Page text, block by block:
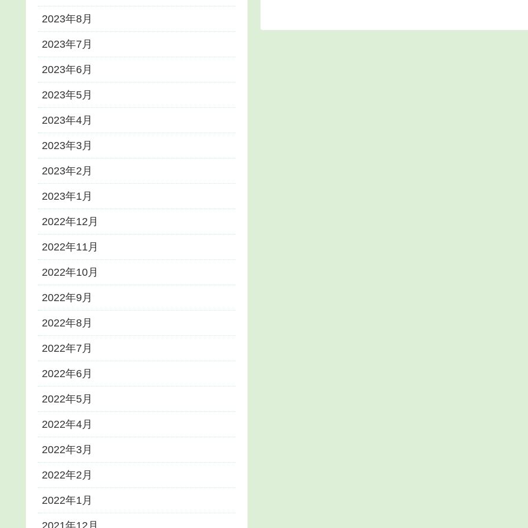
2023年8月
2023年7月
2023年6月
2023年5月
2023年4月
2023年3月
2023年2月
2023年1月
2022年12月
2022年11月
2022年10月
2022年9月
2022年8月
2022年7月
2022年6月
2022年5月
2022年4月
2022年3月
2022年2月
2022年1月